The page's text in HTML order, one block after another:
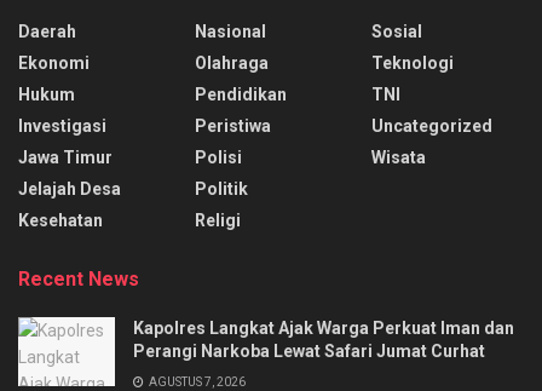
Daerah
Ekonomi
Hukum
Investigasi
Jawa Timur
Jelajah Desa
Kesehatan
Nasional
Olahraga
Pendidikan
Peristiwa
Polisi
Politik
Religi
Sosial
Teknologi
TNI
Uncategorized
Wisata
Recent News
Kapolres Langkat Ajak Warga Perkuat Iman dan
Perangi Narkoba Lewat Safari Jumat Curhat
AGUSTUS 7, 2026